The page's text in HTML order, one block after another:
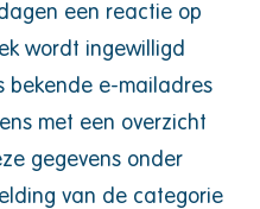
een reactie op
wordt ingewilligd
bekende e-mailadres
met een overzicht
gegevens onder
van de categorie